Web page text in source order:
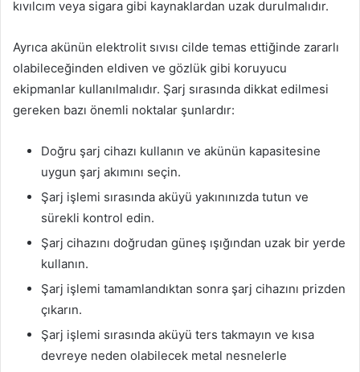
kıvılcım veya sigara gibi kaynaklardan uzak durulmalıdır.
Ayrıca akünün elektrolit sıvısı cilde temas ettiğinde zararlı
olabileceğinden eldiven ve gözlük gibi koruyucu
ekipmanlar kullanılmalıdır. Şarj sırasında dikkat edilmesi
gereken bazı önemli noktalar şunlardır:
Doğru şarj cihazı kullanın ve akünün kapasitesine
uygun şarj akımını seçin.
Şarj işlemi sırasında aküyü yakınınızda tutun ve
sürekli kontrol edin.
Şarj cihazını doğrudan güneş ışığından uzak bir yerde
kullanın.
Şarj işlemi tamamlandıktan sonra şarj cihazını prizden
çıkarın.
Şarj işlemi sırasında aküyü ters takmayın ve kısa
devreye neden olabilecek metal nesnelerle